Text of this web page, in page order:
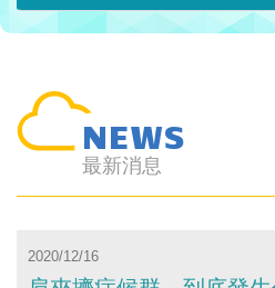
NEWS
最新消息
2020/12/16